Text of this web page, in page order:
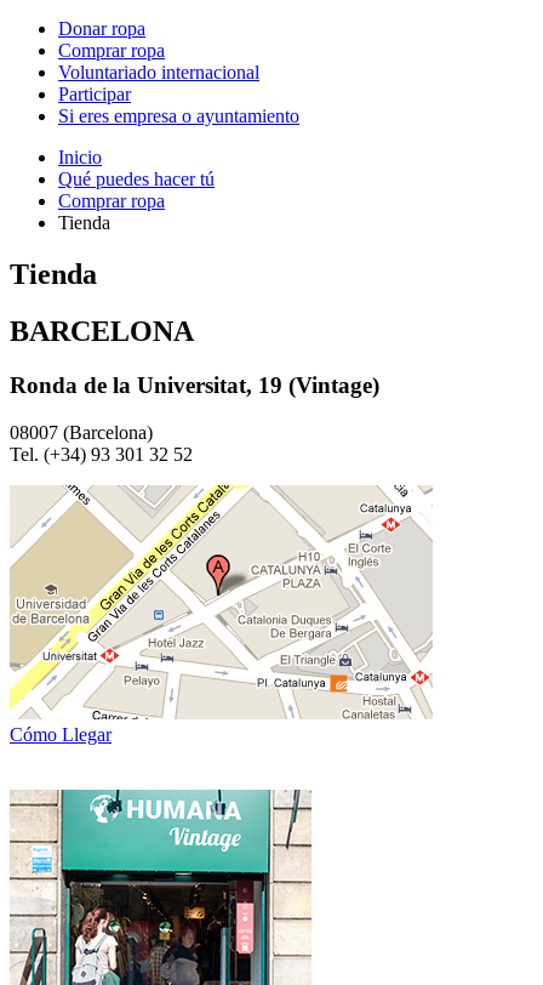
Donar ropa
Comprar ropa
Voluntariado internacional
Participar
Si eres empresa o ayuntamiento
Inicio
Qué puedes hacer tú
Comprar ropa
Tienda
Tienda
BARCELONA
Ronda de la Universitat, 19 (Vintage)
08007 (Barcelona)
Tel. (+34) 93 301 32 52
Cómo Llegar